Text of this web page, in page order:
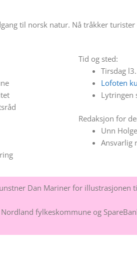
til norsk natur. Nå tråkker
Tid og sted:
Tirsdag
Lofoten
Lytringen
Redaksjon for
Unn
Ansvarlig
Dan Mariner for illustrasjonen
fylkeskommune og